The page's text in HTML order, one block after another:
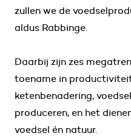
zullen we de
aldus Rabbinge.
Daarbij zijn zes
toename in
ketenbenadering,
produceren, en het
voedsel én natuur.